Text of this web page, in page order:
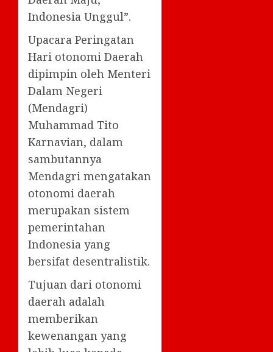
Indonesia Unggul”.
Upacara Peringatan
Hari otonomi Daerah
dipimpin oleh Menteri
Dalam Negeri
(Mendagri)
Muhammad Tito
Karnavian, dalam
sambutannya
Mendagri mengatakan
otonomi daerah
merupakan sistem
pemerintahan
Indonesia yang
bersifat desentralistik.
Tujuan dari otonomi
daerah adalah
memberikan
kewenangan yang